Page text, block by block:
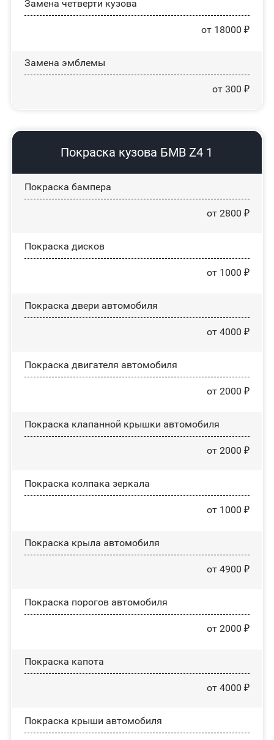
Замена четверти кузова
от 18000 ₽
Замена эмблемы
от 300 ₽
Покраска кузова БМВ Z4 1
Покраска бампера
от 2800 ₽
Покраска дисков
от 1000 ₽
Покраска двери автомобиля
от 4000 ₽
Покраска двигателя автомобиля
от 2000 ₽
Покраска клапанной крышки автомобиля
от 2000 ₽
Покраска колпака зеркала
от 1000 ₽
Покраска крыла автомобиля
от 4900 ₽
Покраска порогов автомобиля
от 2000 ₽
Покраска капота
от 4000 ₽
Покраска крыши автомобиля